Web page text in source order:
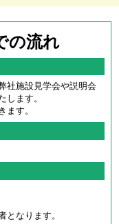
の流れ
社施設見学会や説明会
します。
ます。
となります。